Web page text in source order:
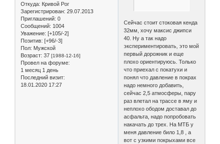
Откуда: Кривой Рог
Зарегистрирован: 29.07.2013
Приглашений: 0
Сообщений: 1004
Уважение: [+105/-2]
Позитив: [+96/-3]
Пол: Мужской
Возраст: 37 [1988-12-16]
Провел на форуме:
1 месяц 1 день
Последний визит:
18.01.2020 17:27
Сейчас стоит стоковая кенда
32мм, хочу максис джипси
40. Ну а так надо
экспериментировать, это мой
первый дорожник и еще
плохо ориентируюсь. Только
что приехал с покатухи и
понял что давление в покрах
надо немного добавить,
сейчас 2,5 атмосферы, пару
раз влетал на трассе в яму и
неплохо ободом доставал до
асфальта, надо попробовать
накачать до трех. На МТБ у
меня давление било 1,8 , а
вот с узкими покрыхами все